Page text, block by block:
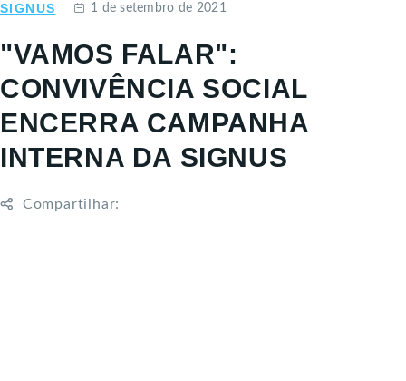
SIGNUS 1 de setembro de 2021
"VAMOS FALAR":
CONVIVÊNCIA SOCIAL
ENCERRA CAMPANHA
INTERNA DA SIGNUS
Compartilhar: